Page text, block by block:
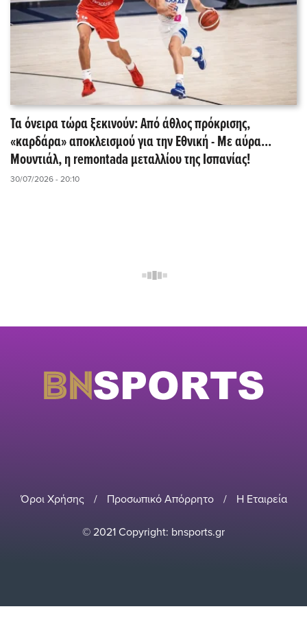
Τα όνειρα τώρα ξεκινούν: Από άθλος πρόκρισης,
«καρδάρα» αποκλεισμού για την Εθνική - Με αύρα...
Μουντιάλ, η remontada μεταλλίου της Ισπανίας!
30/07/2026 - 20:10
Όροι Χρήσης / Προσωπικό Απόρρητο / Η Εταιρεία
© 2021 Copyright: bnsports.gr